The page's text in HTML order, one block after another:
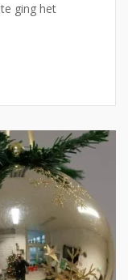
ging het